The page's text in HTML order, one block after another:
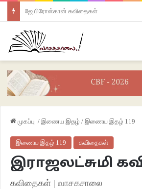
ஜே.பிரோஸ்கான் கவிதைகள்
முகப்பு / இணைய இதழ் / இணைய இதழ் 119
இணைய இதழ் 119 கவிதைகள்
இராஜலட்சுமி
கவிதைகள் | வாசகசாலை